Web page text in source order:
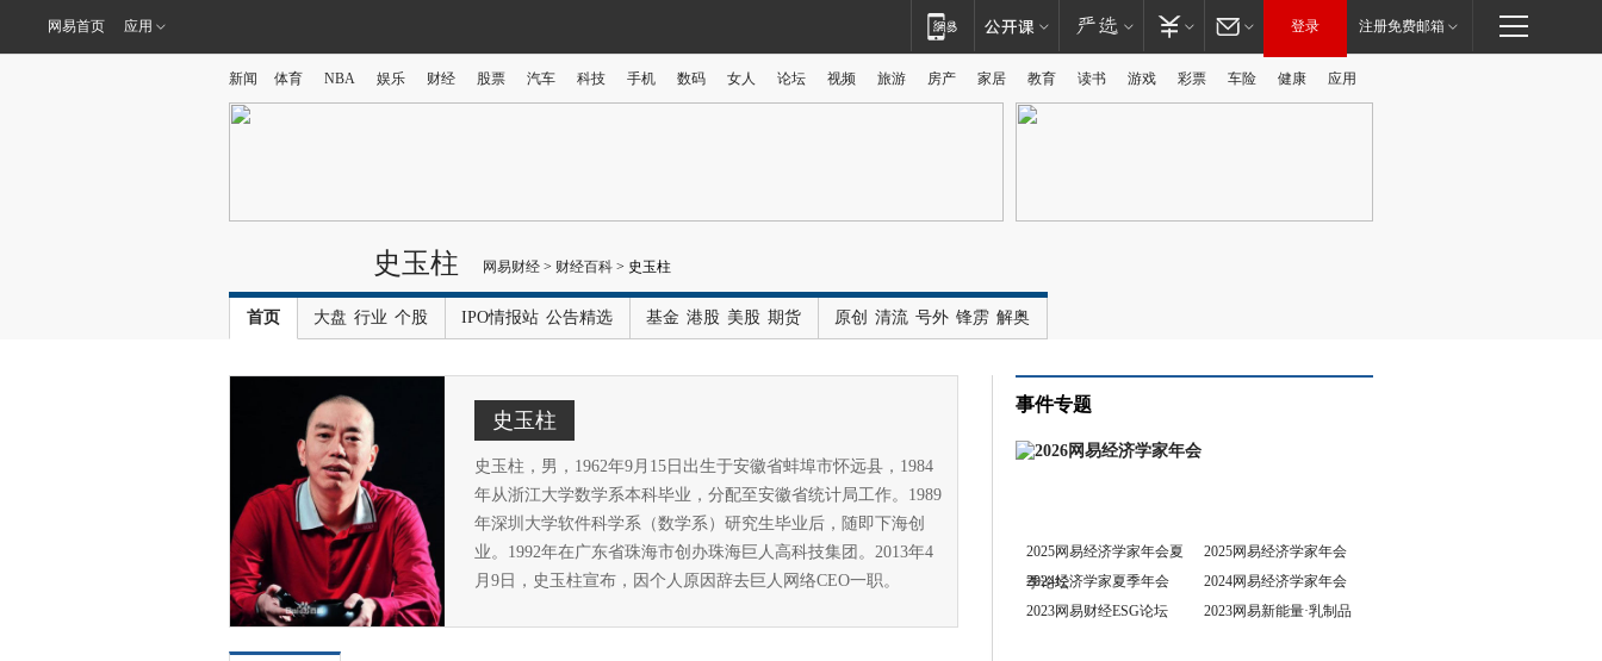
网易首页 应用 登录 注册免费邮箱
新闻 体育 NBA 娱乐 财经 股票 汽车 科技 手机 数码 女人 论坛 视频 旅游 房产 家居 教育 读书 游戏 彩票 车险 健康 应用
史玉柱 网易财经 > 财经百科 > 史玉柱
首页 大盘 行业 个股 IPO情报站 公告精选 基金 港股 美股 期货 原创 清流 号外 锋雳 解奥
史玉柱
史玉柱，男，1962年9月15日出生于安徽省蚌埠市怀远县，1984
年从浙江大学数学系本科毕业，分配至安徽省统计局工作。1989
年深圳大学软件科学系（数学系）研究生毕业后，随即下海创
业。1992年在广东省珠海市创办珠海巨人高科技集团。2013年4
月9日，史玉柱宣布，因个人原因辞去巨人网络CEO一职。
事件专题
2025网易经济学家年会夏
季论坛
2025网易经济学家年会
2024经济学家夏季年会
2024网易经济学家年会
2023网易财经ESG论坛
2023网易新能量·乳制品